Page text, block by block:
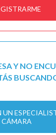
Y NO
CÁMARA